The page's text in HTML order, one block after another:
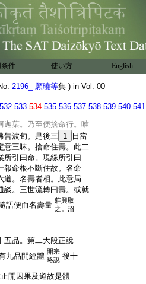
件 使い方 English
2196_ 願曉等集 ) in Vol. 00
532 533 534 535 536 537 538 539 540 541
常何故不言常住品耶。
。應身非湛然常。壽量
在品初故。又如大經長
定常。故彼文言。雖非常
如如遍滿。問。𣵀槃言壽
品。有何異耶。答。通
故。別言。大經初明
身。法花此敎。同顯三
迦葉。乃至便捨命行。唯
告波旬。是後三
1
日當
意三昧。捨命住壽。此二
所引曰命。現緣所引曰
報命根不斷住故。名命
道。名壽者相。此意局
談。三世流轉曰壽。或就
語便而名壽量 莊興取
之。沼
五品。第二大段正說
九品開經體 開宗
略說 後十
開因果及道故是體